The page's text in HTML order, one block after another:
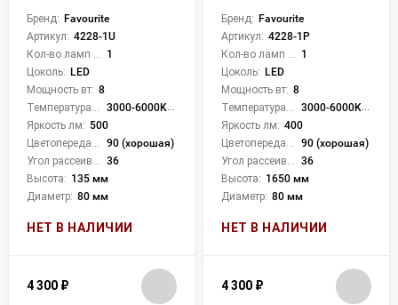
Бренд: Favourite
Артикул: 4228-1U
1
Цоколь: LED
Мощность вт: 8
3000-6000K (плавная рег.)
Яркость лм: 500
90 (хорошая)
36
Высота: 135 мм
Диаметр: 80 мм
НЕТ В НАЛИЧИИ
4 300 ₽
Бренд: Favourite
Артикул: 4228-1P
1
Цоколь: LED
Мощность вт: 8
3000-6000K (плавная рег.)
Яркость лм: 400
90 (хорошая)
36
Высота: 1650 мм
Диаметр: 80 мм
НЕТ В НАЛИЧИИ
4 300 ₽